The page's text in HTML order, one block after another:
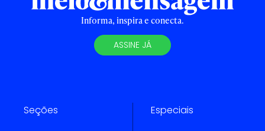
Informa, inspira e conecta.
ASSINE JÁ
Seções Especiais